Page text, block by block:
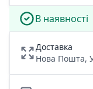
В наявності
Доставка
Нова Пошта,